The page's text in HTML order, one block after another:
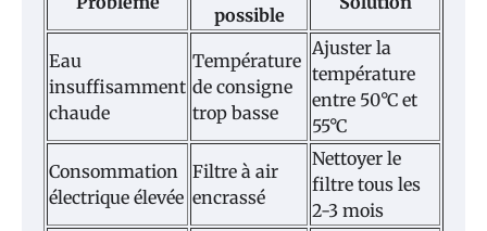
possible
Eau
insuffisamment
chaude
Température
de consigne
trop basse
Ajuster la
température
entre 50°C et
55°C
Consommation
électrique élevée
Filtre à air
encrassé
Nettoyer le
filtre tous les
2-3 mois